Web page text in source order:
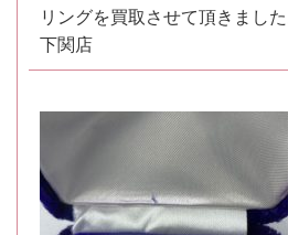
リングを買取させて頂きまし
下関店